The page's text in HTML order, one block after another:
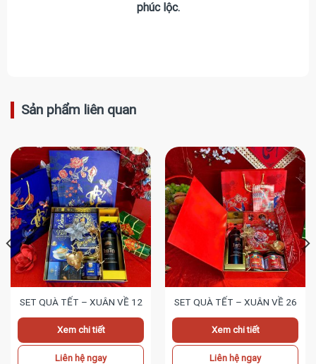
phúc lộc.
Sản phẩm liên quan
SET QUÀ TẾT – XUÂN VỀ 12
Xem chi tiết
Liên hệ ngay
SET QUÀ TẾT – XUÂN VỀ 26
Xem chi tiết
Liên hệ ngay